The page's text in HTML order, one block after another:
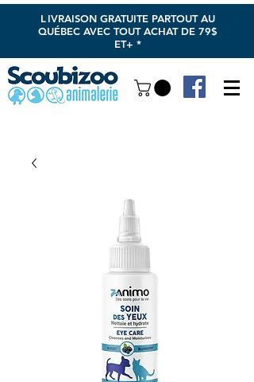
LIVRAISON GRATUITE PARTOUT AU
QUÉBEC AVEC TOUT ACHAT DE 79$
ET+ *